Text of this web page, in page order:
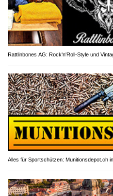
Rattlinbones AG: Rock'n'Roll-Style und
Alles für Sportschützen: Munitionsdepot.ch